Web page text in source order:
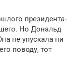
президента-
Но Дональд
не упускала ни
поводу, тот